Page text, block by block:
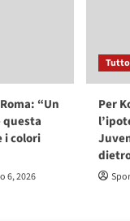
“Un
questa
i colori
6, 2026
Per